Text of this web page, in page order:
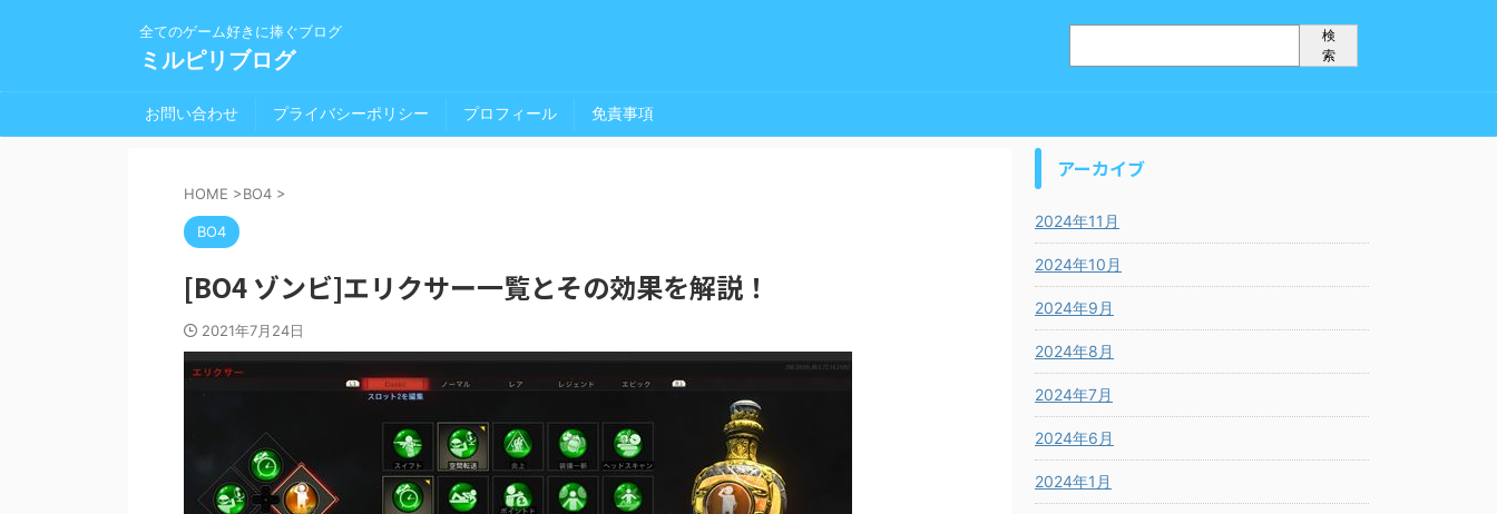
全てのゲーム好きに捧ぐブログ
ミルピリブログ
検
索
お問い合わせ プライバシーポリシー プロフィール 免責事項
HOME >BO4 >
BO4
[BO4 ゾンビ]エリクサー一覧とその効果を解説！
2021年7月24日
アーカイブ
2024年11月
2024年10月
2024年9月
2024年8月
2024年7月
2024年6月
2024年1月